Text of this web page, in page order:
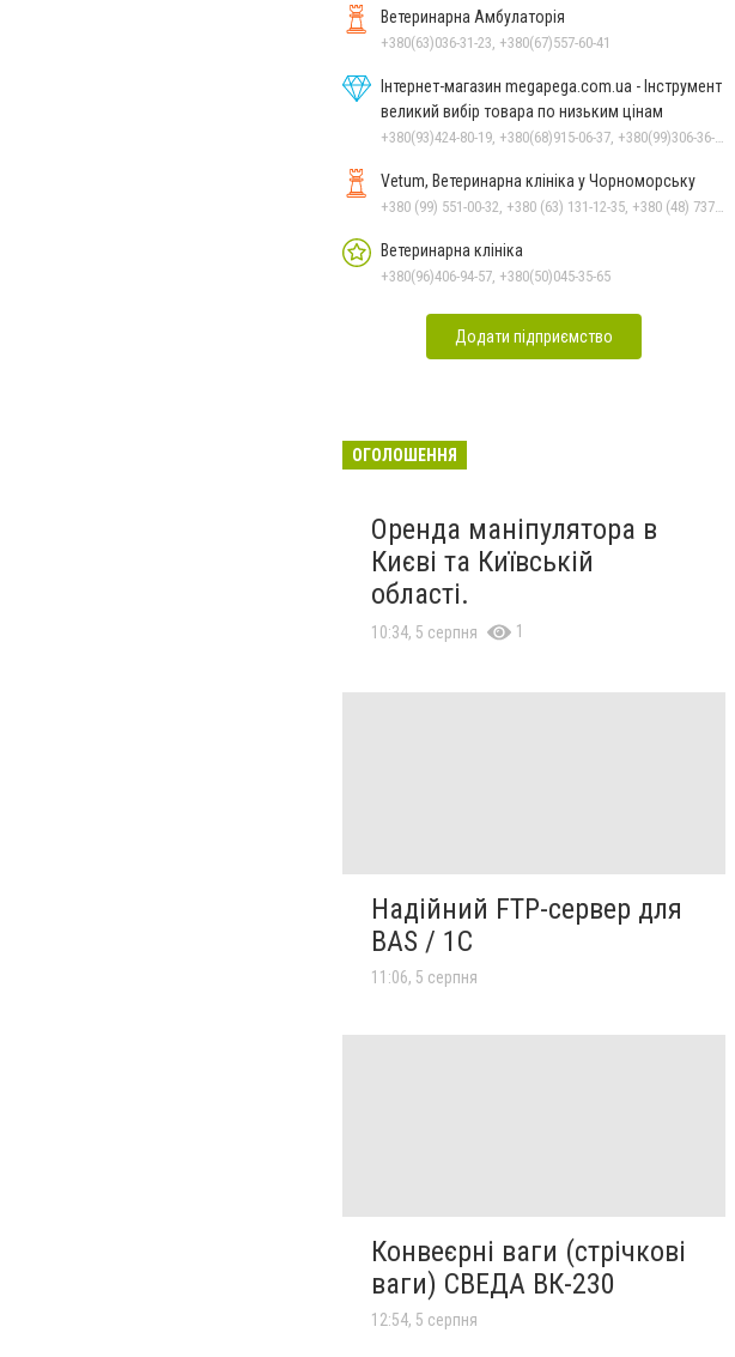
Ветеринарна Амбулаторія
+380(63)036-31-23, +380(67)557-60-41
Інтернет-магазин megapega.com.ua - Інструмент
великий вибір товара по низьким цінам
Vetum, Ветеринарна клініка у Чорноморську
Ветеринарна клініка
+380(96)406-94-57, +380(50)045-35-65
Додати підприємство
ОГОЛОШЕННЯ
Оренда маніпулятора в
Києві та Київській
області.
10:34, 5 серпня 1
Надійний FTP-сервер для
BAS / 1C
11:06, 5 серпня
Конвеєрні ваги (стрічкові
ваги) СВЕДА ВК-230
12:54, 5 серпня